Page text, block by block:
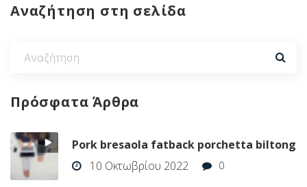
Αναζήτηση στη σελίδα
Πρόσφατα Άρθρα
Pork bresaola fatback porchetta biltong
10 Οκτωβρίου 2022
0